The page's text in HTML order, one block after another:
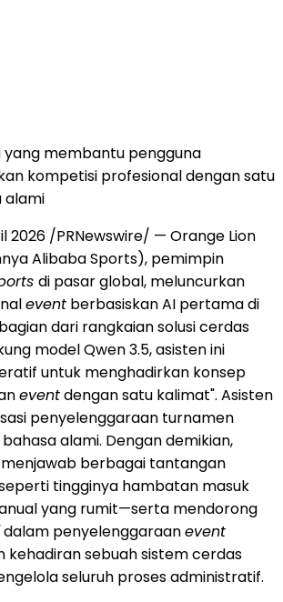
yang membantu pengguna
kompetisi profesional dengan satu
alami
2026 /PRNewswire/ — Orange Lion
Alibaba Sports), pemimpin
di pasar global, meluncurkan
event berbasiskan AI pertama di
dari rangkaian solusi cerdas
model Qwen 3.5, asisten ini
untuk menghadirkan konsep
eventdengan satu kalimat". Asisten
penyelenggaraan turnamen
alami. Dengan demikian,
berbagai tantangan
tingginya hambatan masuk
yang rumit—serta mendorong
dalam penyelenggaraanevent
kehadiran sebuah sistem cerdas
seluruh proses administratif.